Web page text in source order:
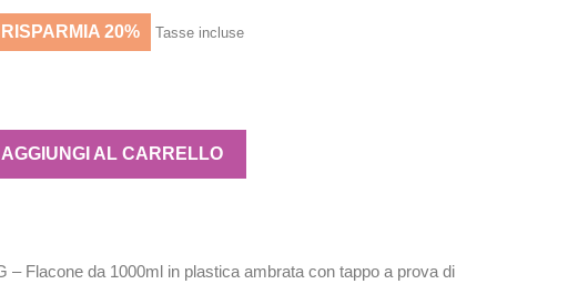
RISPARMIA 20% Tasse incluse
AGGIUNGI AL CARRELLO
– Flacone da 1000ml in plastica ambrata con tappo a prova di